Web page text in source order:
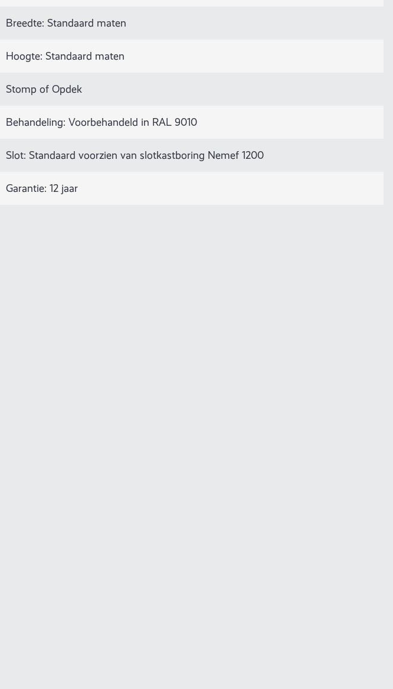
Breedte: Standaard maten
Hoogte: Standaard maten
Stomp of Opdek
Behandeling: Voorbehandeld in RAL 9010
Slot: Standaard voorzien van slotkastboring Nemef 1200
Garantie: 12 jaar